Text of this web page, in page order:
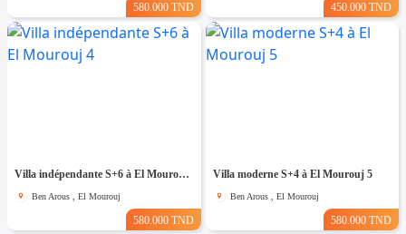
580.000 TND 450.000 TND
Villa indépendante S+6 à El Mourouj 4
Ben Arous , El Mourouj
580.000 TND
Villa moderne S+4 à El Mourouj 5
Ben Arous , El Mourouj
580.000 TND